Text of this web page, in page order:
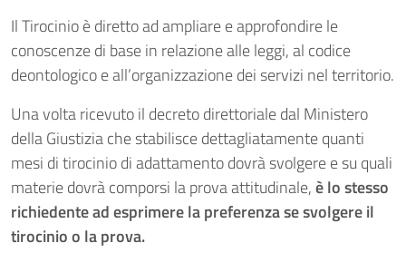
Il Tirocinio è diretto ad ampliare e approfondire le
conoscenze di base in relazione alle leggi, al codice
deontologico e all’organizzazione dei servizi nel territorio.
Una volta ricevuto il decreto direttoriale dal Ministero
della Giustizia che stabilisce dettagliatamente quanti
mesi di tirocinio di adattamento dovrà svolgere e su quali
materie dovrà comporsi la prova attitudinale,è lo stesso
richiedente ad esprimere la preferenza se svolgere il
tirocinio o la prova.